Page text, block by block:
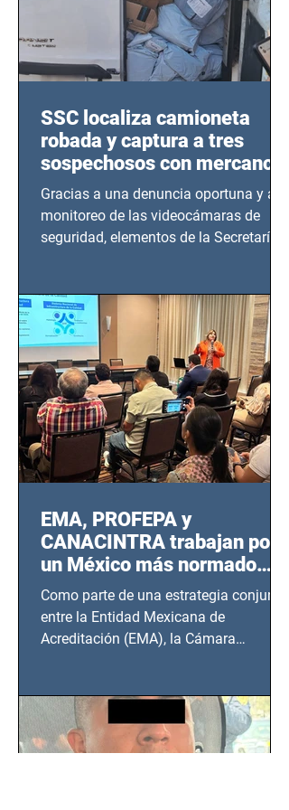
SSC localiza camioneta
robada y captura a tres
sospechosos con mercancía
en Azcapotzalco
Gracias a una denuncia oportuna y al
monitoreo de las videocámaras de
seguridad, elementos de la Secretaría
EMA, PROFEPA y
CANACINTRA trabajan por
un México más normado
desde Querétaro, Hidalgo y
BCS
Como parte de una estrategia conjunta
entre la Entidad Mexicana de
Acreditación (EMA), la Cámara